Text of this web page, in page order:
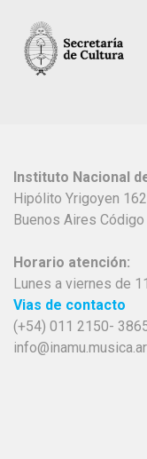
Instituto Nacional
Hipólito Yrigoyen
Buenos Aires
Horario atención:
Lunes a viernes de
Vias de contacto
(+54) 011 2150-
info@inamu.musica.ar